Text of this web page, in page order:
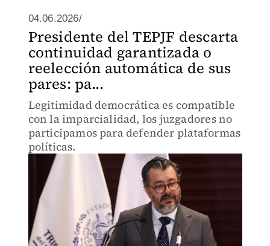
04.06.2026/
Presidente del TEPJF descarta
continuidad garantizada o
reelección automática de sus
pares: pa...
Legitimidad democrática es compatible
con la imparcialidad, los juzgadores no
participamos para defender plataformas
políticas.